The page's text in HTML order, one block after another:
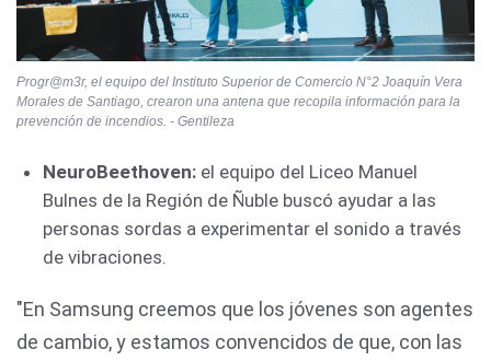
Progr@m3r, el equipo del Instituto Superior de Comercio N°2 Joaquín Vera
Morales de Santiago, crearon una antena que recopila información para la
prevención de incendios. - Gentileza
NeuroBeethoven: el equipo del Liceo Manuel
Bulnes de la Región de Ñuble buscó ayudar a las
personas sordas a experimentar el sonido a través
de vibraciones.
"En Samsung creemos que los jóvenes son agentes
de cambio, y estamos convencidos de que, con las